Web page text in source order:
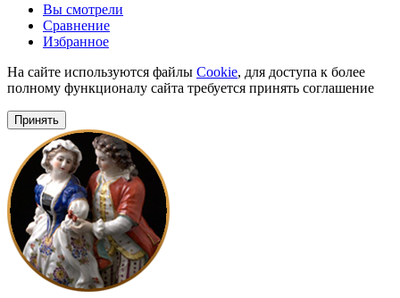
Вы смотрели
Сравнение
Избранное
На сайте используются файлы Cookie, для доступа к более
полному функционалу сайта требуется принять соглашение
Принять